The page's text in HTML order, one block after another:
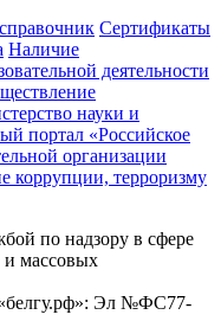
Сертификаты
Наличие
деятельности
науки и
портал «Российское
организации
коррупции, терроризму
по надзору в сфере
массовых
Эл №ФС77-